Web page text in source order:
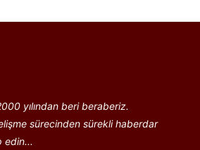
yılından beri beraberiz.
sürecinden sürekli haberdar
edin...